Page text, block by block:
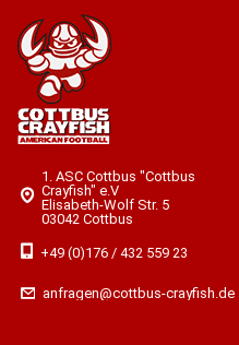
1. ASC Cottbus "Cottbus
Crayfish" e.V
Elisabeth-Wolf Str. 5
03042 Cottbus
+49 (0)176 / 432 559 23
anfragen@cottbus-crayfish.de